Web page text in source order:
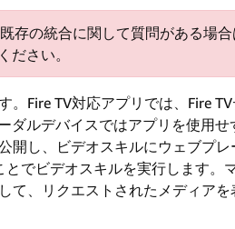
存の統合に関して質問がある場合
さい。
Fire TV対応アプリでは、Fire
ダルデバイスではアプリを使用せ
開し、ビデオスキルにウェブプレ
でビデオスキルを実行します。
て、リクエストされたメディアを